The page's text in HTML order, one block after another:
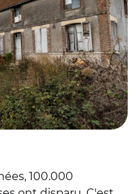
100.000